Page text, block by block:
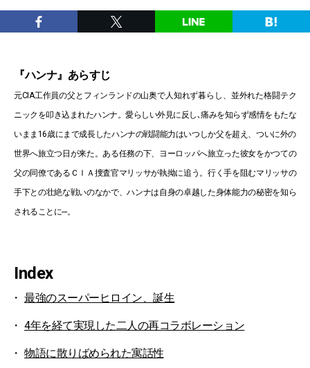
『ハンナ』あらすじ
元CIA工作員の父とフィンランドの山奥で人知れず暮らし、並外れた格闘テク
ニックを叩き込まれたハンナ。愛らしい外見に反し､痛みを知らず感情をもたな
いまま16歳にまで成長したハンナの戦闘能力はいつしか父を超え、ついに外の
世界へ旅立つ日が来た。ある任務の下、ヨーロッパへ旅立った彼女をかつての
父の同僚であるＣＩＡ捜査官マリッサが執拗に追う。行く手を阻むマリッサの
手下との壮絶な戦いのなかで、ハンナは自身の卓越した身体能力の秘密を知ら
されることに---。
Index
最強のスーパーヒロイン、誕生
4年を経て実現した二人の再コラボレーション
物語に散りばめられた寓話性